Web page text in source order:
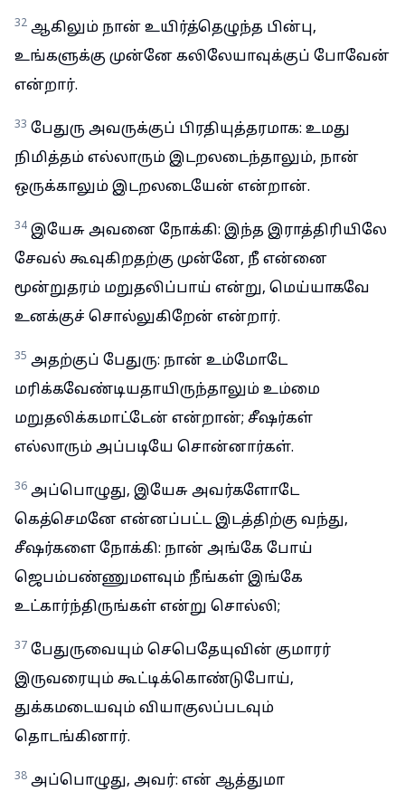
32 ஆகிலும் நான் உயிர்த்தெழுந்த பின்பு,
உங்களுக்கு முன்னே கலிலேயாவுக்குப் போவேன்
என்றார்.
33 பேதுரு அவருக்குப் பிரதியுத்தரமாக: உமது
நிமித்தம் எல்லாரும் இடறலடைந்தாலும், நான்
ஒருக்காலும் இடறலடையேன் என்றான்.
34 இயேசு அவனை நோக்கி: இந்த இராத்திரியிலே
சேவல் கூவுகிறதற்கு முன்னே, நீ என்னை
மூன்றுதரம் மறுதலிப்பாய் என்று, மெய்யாகவே
உனக்குச் சொல்லுகிறேன் என்றார்.
35 அதற்குப் பேதுரு: நான் உம்மோடே
மரிக்கவேண்டியதாயிருந்தாலும் உம்மை
மறுதலிக்கமாட்டேன் என்றான்; சீஷர்கள்
எல்லாரும் அப்படியே சொன்னார்கள்.
36 அப்பொழுது, இயேசு அவர்களோடே
கெத்செமனே என்னப்பட்ட இடத்திற்கு வந்து,
சீஷர்களை நோக்கி: நான் அங்கே போய்
ஜெபம்பண்ணுமளவும் நீங்கள் இங்கே
உட்கார்ந்திருங்கள் என்று சொல்லி;
37 பேதுருவையும் செபெதேயுவின் குமாரர்
இருவரையும் கூட்டிக்கொண்டுபோய்,
துக்கமடையவும் வியாகுலப்படவும்
தொடங்கினார்.
38 அப்பொழுது, அவர்: என் ஆத்துமா